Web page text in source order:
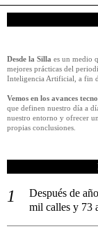
Desde la Silla es un medio
mejores prácticas del
Inteligencia Artificial, a fin
Vemos en los avances
que definen nuestro día a
nuestro entorno y ofrecer
propias conclusiones.
Después de
mil calles y 73